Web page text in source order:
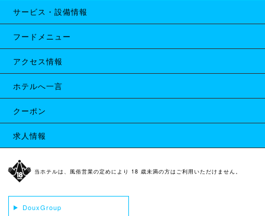
サービス・設備情報
フードメニュー
アクセス情報
ホテルへ一言
クーポン
求人情報
当ホテルは、風俗営業の定めにより 18 歳未満の方はご利用いただけません。
DouxGroup